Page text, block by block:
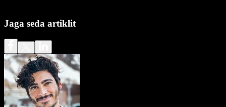
Jaga seda artiklit